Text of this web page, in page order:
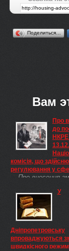
Поделиться…
Вам
Про
до
НКРЕ
комісія, що
регулювання у
Про внесення
№ 1610 Відповідно
України «Про засади
функціонування
природного газу»
«Про природні
14 ), Указу
від 23.11.2011 №
У
Дніпропетровську
впроваджуються
швидкісного